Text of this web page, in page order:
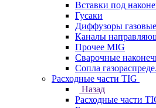
Вставки под
Гусаки
Диффузоры газовые
Каналы
Прочее MIG
Сварочные
Сопла
Расходные части TIG
Назад
Расходные части